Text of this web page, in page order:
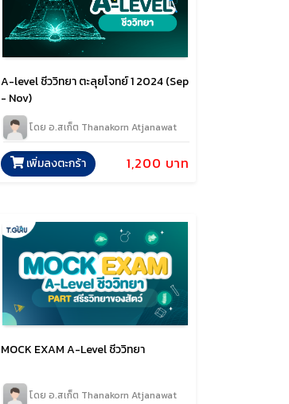
A-level ชีววิทยา ตะลุยโจทย์ 1 2024 (Sep
- Nov)
โดย อ.สเก็ต Thanakorn Atjanawat
1,200 บาท
เพิ่มลงตะกร้า
MOCK EXAM A-Level ชีววิทยา
โดย อ.สเก็ต Thanakorn Atjanawat